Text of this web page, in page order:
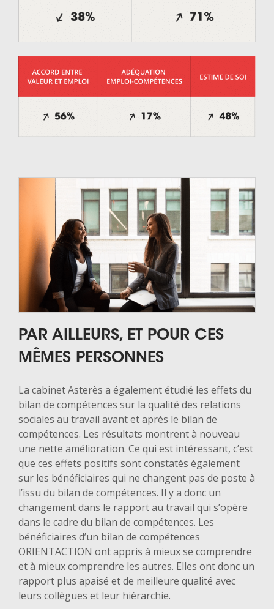
PAR AILLEURS, ET POUR CES
MÊMES PERSONNES
La cabinet Asterès a également étudié les effets du
bilan de compétences sur la qualité des relations
sociales au travail avant et après le bilan de
compétences. Les résultats montrent à nouveau
une nette amélioration. Ce qui est intéressant, c’est
que ces effets positifs sont constatés également
sur les bénéficiaires qui ne changent pas de poste à
l’issu du bilan de compétences. Il y a donc un
changement dans le rapport au travail qui s’opère
dans le cadre du bilan de compétences. Les
bénéficiaires d’un bilan de compétences
ORIENTACTION ont appris à mieux se comprendre
et à mieux comprendre les autres. Elles ont donc un
rapport plus apaisé et de meilleure qualité avec
leurs collègues et leur hiérarchie.